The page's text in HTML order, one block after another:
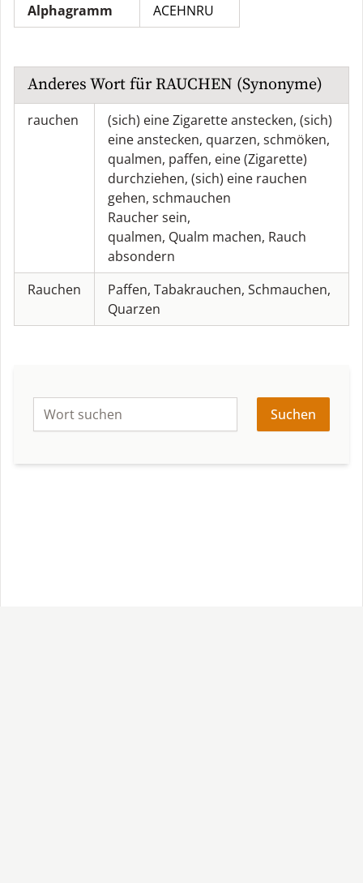
Alphagramm
ACEHNRU
Anderes Wort fürRAUCHEN (Synonyme)
rauchen (sich) eine Zigarette anstecken, (sich)
eine anstecken, quarzen, schmöken,
qualmen, paffen, eine (Zigarette)
durchziehen, (sich) eine rauchen
gehen, schmauchen
Raucher sein,
qualmen, Qualm machen, Rauch
absondern
Rauchen
Paffen, Tabakrauchen, Schmauchen,
Quarzen
Suchen